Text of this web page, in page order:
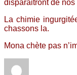
disparaitront de nos
La chimie
chassons la.
Mona chète pas